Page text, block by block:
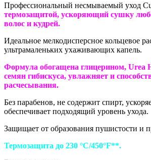
Профессиональный несмываемый уход
термозащитой, ускоряющий сушку
волос и кудрей.
Идеальное мелкодисперсное кольцевое
ультрамаленьких ухаживающих капель.
Формула обогащена глицерином, Urea
семян гибискуса, увлажняет и
расчесывания.
Без парабенов, не содержит спирт,
обеспечивает подходящий уровень ухода.
Защищает от образования пушистости и
Термозащита до 230 °C/450°F**.